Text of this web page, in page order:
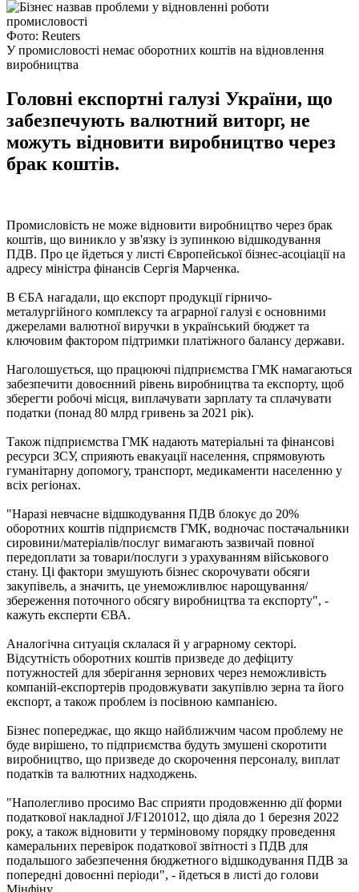
Фото: Reuters
У промисловості немає оборотних коштів на відновлення
виробництва
Головні експортні галузі України, що
забезпечують валютний виторг, не
можуть відновити виробництво через
брак коштів.
Промисловість не може відновити виробництво через брак
коштів, що виникло у зв'язку із зупинкою відшкодування
ПДВ. Про це йдеться у листі Європейської бізнес-асоціації на
адресу міністра фінансів Сергія Марченка.
В ЄБА нагадали, що експорт продукції гірничо-
металургійного комплексу та аграрної галузі є основними
джерелами валютної виручки в український бюджет та
ключовим фактором підтримки платіжного балансу держави.
Наголошується, що працюючі підприємства ГМК намагаються
забезпечити довоєнний рівень виробництва та експорту, щоб
зберегти робочі місця, виплачувати зарплату та сплачувати
податки (понад 80 млрд гривень за 2021 рік).
Також підприємства ГМК надають матеріальні та фінансові
ресурси ЗСУ, сприяють евакуації населення, спрямовують
гуманітарну допомогу, транспорт, медикаменти населенню у
всіх регіонах.
"Наразі невчасне відшкодування ПДВ блокує до 20%
оборотних коштів підприємств ГМК, водночас постачальники
сировини/матеріалів/послуг вимагають зазвичай повної
передоплати за товари/послуги з урахуванням військового
стану. Ці фактори змушують бізнес скорочувати обсяги
закупівель, а значить, це унеможливлює нарощування/
збереження поточного обсягу виробництва та експорту", -
кажуть експерти ЄВА.
Аналогічна ситуація склалася й у аграрному секторі.
Відсутність оборотних коштів призведе до дефіциту
потужностей для зберігання зернових через неможливість
компаній-експортерів продовжувати закупівлю зерна та його
експорт, а також проблем із посівною кампанією.
Бізнес попереджає, що якщо найближчим часом проблему не
буде вирішено, то підприємства будуть змушені скоротити
виробництво, що призведе до скорочення персоналу, виплат
податків та валютних надходжень.
"Наполегливо просимо Вас сприяти продовженню дії форми
податкової накладної J/F1201012, що діяла до 1 березня 2022
року, а також відновити у терміновому порядку проведення
камеральних перевірок податкової звітності з ПДВ для
подальшого забезпечення бюджетного відшкодування ПДВ за
попередні довоєнні періоди", - йдеться в листі до голови
Мінфіну.